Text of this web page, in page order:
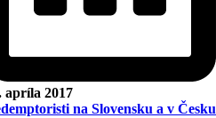
apríla 2017
na Slovensku a v Česku